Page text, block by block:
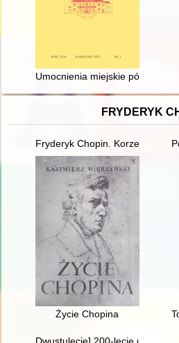
Umocnienia miejskie
FRYDERYK
Fryderyk Chopin. Korzenie
Życie Chopina